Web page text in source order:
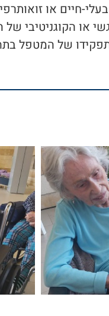
חיים או
או הקוגניטיבי
של המטפל